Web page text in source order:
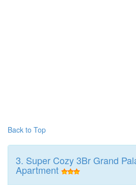
Back to Top
3. Super Cozy 3Br Grand
Apartment